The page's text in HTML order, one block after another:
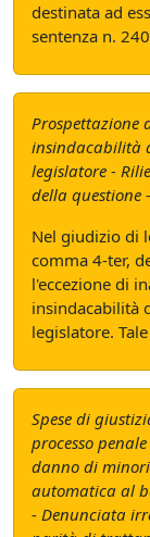
destinata ad
sentenza n.
Prospettazione
insindacabilità
legislatore -
della questione
Nel giudizio di
comma 4-ter,
l'eccezione di
insindacabilità
legislatore.
Spese di
processo
danno di minori
automatica al
- Denunciata